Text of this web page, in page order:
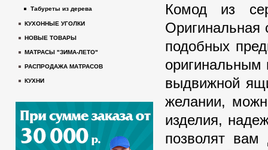
Комод из
Оригинальная
подобных
выдвижной
желании,
изделия,
позволят вам
Табуреты из дерева
КУХОННЫЕ УГОЛКИ
НОВЫЕ ТОВАРЫ
МАТРАСЫ "ЗИМА-ЛЕТО"
РАСПРОДАЖА МАТРАСОВ
КУХНИ